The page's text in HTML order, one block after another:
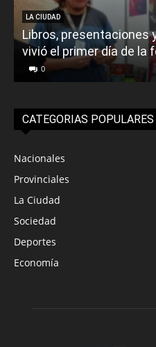
LA CIUDAD
Libros, presentaciones
vivió el primer día de la
0
CATEGORIAS POPULARES
Nacionales
Provinciales
La Ciudad
Sociedad
Deportes
Economía